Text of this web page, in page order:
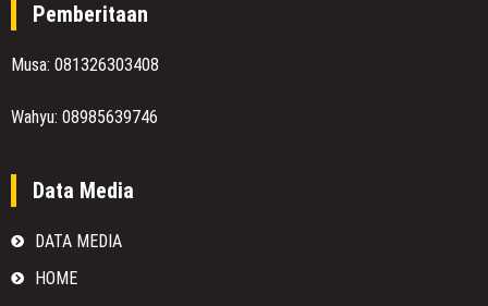
Pemberitaan
Musa: 081326303408
Wahyu: 08985639746
Data Media
DATA MEDIA
HOME